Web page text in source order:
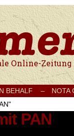
für Frieden,
BEHALF –
NOTA
PAN